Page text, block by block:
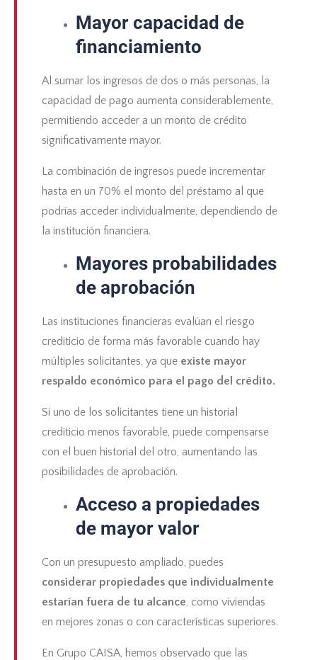
Mayor capacidad de
financiamiento
Al sumar los ingresos de dos o más personas, la
capacidad de pago aumenta considerablemente,
permitiendo acceder a un monto de crédito
significativamente mayor.
La combinación de ingresos puede incrementar
hasta en un 70% el monto del préstamo al que
podrías acceder individualmente, dependiendo de
la institución financiera.
Mayores probabilidades
de aprobación
Las instituciones financieras evalúan el riesgo
crediticio de forma más favorable cuando hay
múltiples solicitantes, ya que existe mayor
respaldo económico para el pago del crédito.
Si uno de los solicitantes tiene un historial
crediticio menos favorable, puede compensarse
con el buen historial del otro, aumentando las
posibilidades de aprobación.
Acceso a propiedades
de mayor valor
Con un presupuesto ampliado, puedes
considerar propiedades que individualmente
estarían fuera de tu alcance, como viviendas
en mejores zonas o con características superiores.
En Grupo CAISA, hemos observado que las